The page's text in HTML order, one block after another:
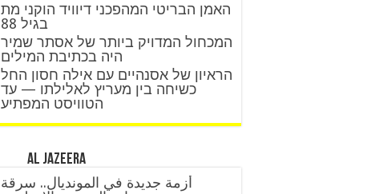
האמן הבריטי המהפכני דיוויד הוקני מת
בגיל 88
המכחול המדויק ביותר של אסתר שמיר
היה בכתיבת המילים
הראיון של אסנהיים עם אילה חסון החל
כשיחה בין מעריץ לאלילתו — עד
הטוויסט המפתיע
Al Jazeera
أزمة جديدة في المونديال.. سرقة